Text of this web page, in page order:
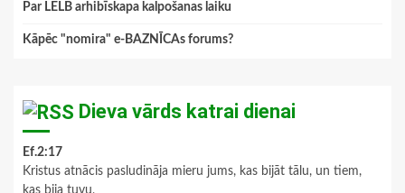
Par LELB arhibīskapa kalpošanas laiku
Kāpēc "nomira" e-BAZNĪCAs forums?
Dieva vārds katrai dienai
Ef.2:17
Kristus atnācis pasludināja mieru jums, kas bijāt tālu, un tiem,